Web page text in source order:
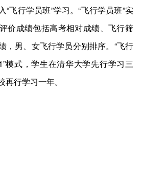
飞行学员班”学习。“飞行学员班”实
价成绩包括高考相对成绩、飞行筛
，男、女飞行学员分别排序。“飞行
模式，学生在清华大学先行学习三
行学习一年。